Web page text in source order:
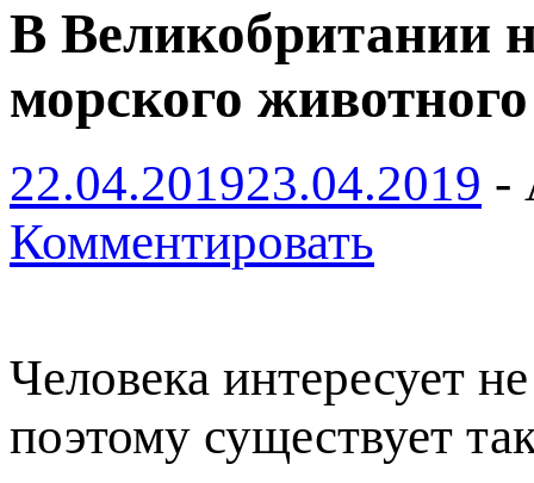
В Великобритании
морского животного
22.04.201923.04.2019 -
Комментировать
Человека интересует
поэтому существует